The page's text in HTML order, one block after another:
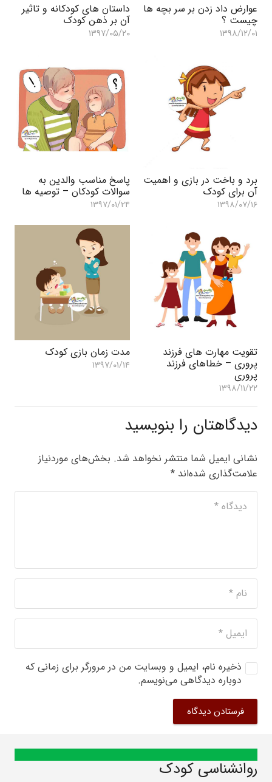
عوارض داد زدن بر سر بچه ها
چیست ؟
۱۳۹۸/۱۲/۰۱
داستان های کودکانه و تاثیر
آن بر ذهن کودک
۱۳۹۷/۰۵/۲۰
برد و باخت در بازی و اهمیت
آن برای کودک
۱۳۹۸/۰۷/۱۶
پاسخ مناسب والدین به
سوالات کودکان – توصیه ها
۱۳۹۷/۰۱/۲۴
تقویت مهارت های فرزند
پروری – خطاهای فرزند
پروری
۱۳۹۸/۱۱/۲۲
مدت زمان بازی کودک
۱۳۹۷/۰۱/۱۴
دیدگاهتان را بنویسید
نشانی ایمیل شما منتشر نخواهد شد. بخش‌های موردنیاز
علامت‌گذاری شده‌اند *
ذخیره نام، ایمیل و وبسایت من در مرورگر برای زمانی که
دوباره دیدگاهی می‌نویسم.
فرستادن دیدگاه
روانشناسی کودک